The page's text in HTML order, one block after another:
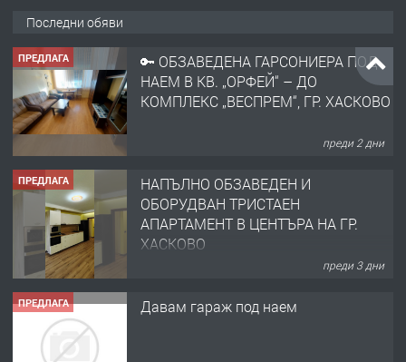
Последни обяви
ПРЕДЛАГА
🔑 ОБЗАВЕДЕНА ГАРСОНИЕРА ПОД
НАЕМ В КВ. „ОРФЕЙ“ – ДО
КОМПЛЕКС „ВЕСПРЕМ“, ГР. ХАСКОВО
преди 2 дни
ПРЕДЛАГА
НАПЪЛНО ОБЗАВЕДЕН И
ОБОРУДВАН ТРИСТАЕН
АПАРТАМЕНТ В ЦЕНТЪРА НА ГР.
ХАСКОВО
преди 3 дни
ПРЕДЛАГА Давам гараж под наем